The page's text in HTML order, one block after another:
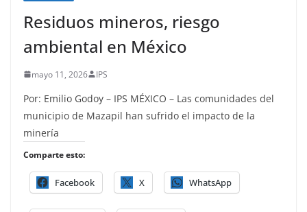
Residuos mineros, riesgo
ambiental en México
mayo 11, 2026 IPS
Por: Emilio Godoy – IPS MÉXICO – Las comunidades del
municipio de Mazapil han sufrido el impacto de la
minería
Comparte esto:
Facebook X WhatsApp